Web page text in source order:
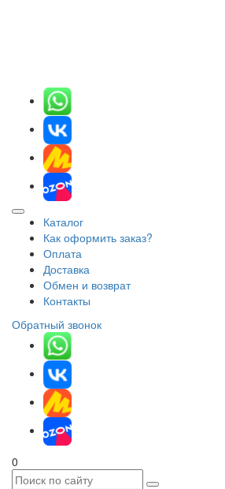
Каталог
Как оформить заказ?
Оплата
Доставка
Обмен и возврат
Контакты
Обратный звонок
0